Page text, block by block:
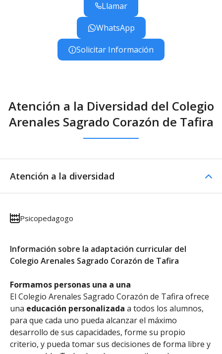
Llamar
WhatsApp
Solicitar Información
Atención a la Diversidad del Colegio
Arenales Sagrado Corazón de Tafira
Atención a la diversidad
Psicopedagogo
Información sobre la adaptación curricular del
Colegio Arenales Sagrado Corazón de Tafira
Formamos personas una a una
El Colegio Arenales Sagrado Corazón de Tafira ofrece
una educación personalizada a todos los alumnos,
para que cada uno pueda alcanzar el máximo
desarrollo de sus capacidades, forme su propio
criterio, y pueda tomar sus decisiones de forma libre y